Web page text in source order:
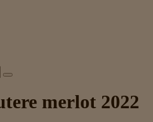
merlot 2022